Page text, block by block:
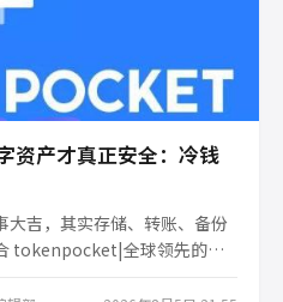
资产才真正安全：冷钱
大吉，其实存储、转账、备份
tokenpocket|全球领先的冷